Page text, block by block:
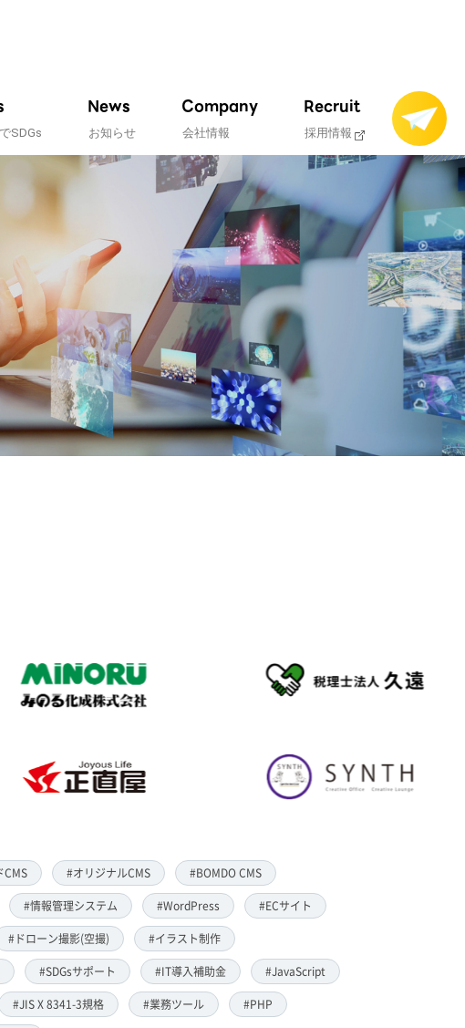
SDGs
News
お知らせ
Company
会社情報
Recruit
採用情報
CMS #オリジナルCMS #BOMDO CMS
#情報管理システム #WordPress #ECサイト
#ドローン撮影(空撮) #イラスト制作
#SDGsサポート #IT導入補助金 #JavaScript
#JIS X 8341-3規格 #業務ツール #PHP